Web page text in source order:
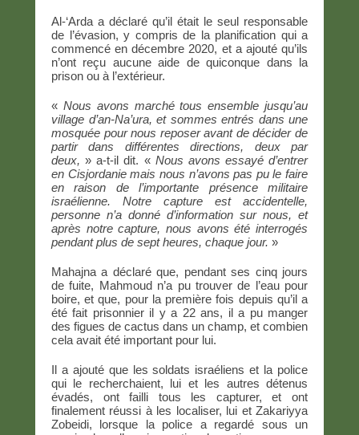
Al-‘Arda a déclaré qu’il était le seul responsable
de l’évasion, y compris de la planification qui a
commencé en décembre 2020, et a ajouté qu’ils
n’ont reçu aucune aide de quiconque dans la
prison ou à l’extérieur.
« Nous avons marché tous ensemble jusqu’au
village d’an-Na’ura, et sommes entrés dans une
mosquée pour nous reposer avant de décider de
partir dans différentes directions, deux par
deux, » a-t-il dit. « Nous avons essayé d’entrer
en Cisjordanie mais nous n’avons pas pu le faire
en raison de l’importante présence militaire
israélienne. Notre capture est accidentelle,
personne n’a donné d’information sur nous, et
après notre capture, nous avons été interrogés
pendant plus de sept heures, chaque jour. »
Mahajna a déclaré que, pendant ses cinq jours
de fuite, Mahmoud n’a pu trouver de l’eau pour
boire, et que, pour la première fois depuis qu’il a
été fait prisonnier il y a 22 ans, il a pu manger
des figues de cactus dans un champ, et combien
cela avait été important pour lui.
Il a ajouté que les soldats israéliens et la police
qui le recherchaient, lui et les autres détenus
évadés, ont failli tous les capturer, et ont
finalement réussi à les localiser, lui et Zakariyya
Zobeidi, lorsque la police a regardé sous un